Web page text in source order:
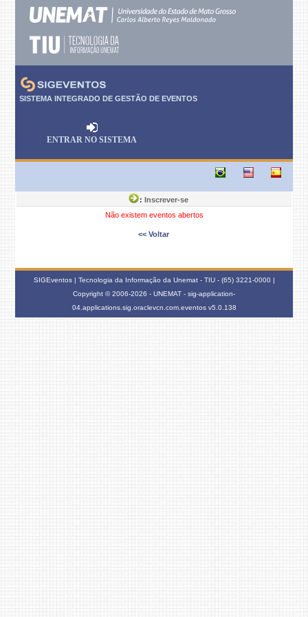
SISTEMA INTEGRADO DE GESTÃO DE EVENTOS
ENTRAR NO SISTEMA
:Inscrever-se
Não existem eventos abertos
<< Voltar
SIGEventos | Tecnologia da Informação da Unemat - TIU - (65) 3221-0000 |
Copyright © 2006-2026 - UNEMAT - sig-application-
04.applications.sig.oraclevcn.com.eventos v5.0.138